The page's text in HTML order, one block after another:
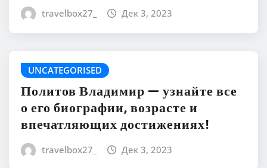
travelbox27_ Дек 3, 2023
UNCATEGORISED
Политов Владимир — узнайте все
о его биографии, возрасте и
впечатляющих достижениях!
travelbox27_ Дек 3, 2023